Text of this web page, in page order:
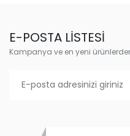
E-POSTA LİSTESİ
Kampanya ve en yeni